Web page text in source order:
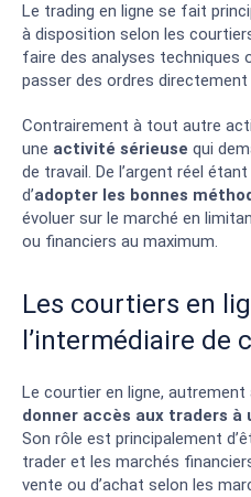
Le trading en ligne se fait
à disposition selon les
faire des analyses techniques
passer des ordres
Contrairement à tout autre
une activité sérieuse qui
de travail. De l’argent réel
d’adopter les bonnes
évoluer sur le marché en
ou financiers au maximum.
Les courtiers en
l’intermédiaire de
Le courtier en ligne, autrement
donner accès aux traders
Son rôle est principalement
trader et les marchés
vente ou d’achat selon les